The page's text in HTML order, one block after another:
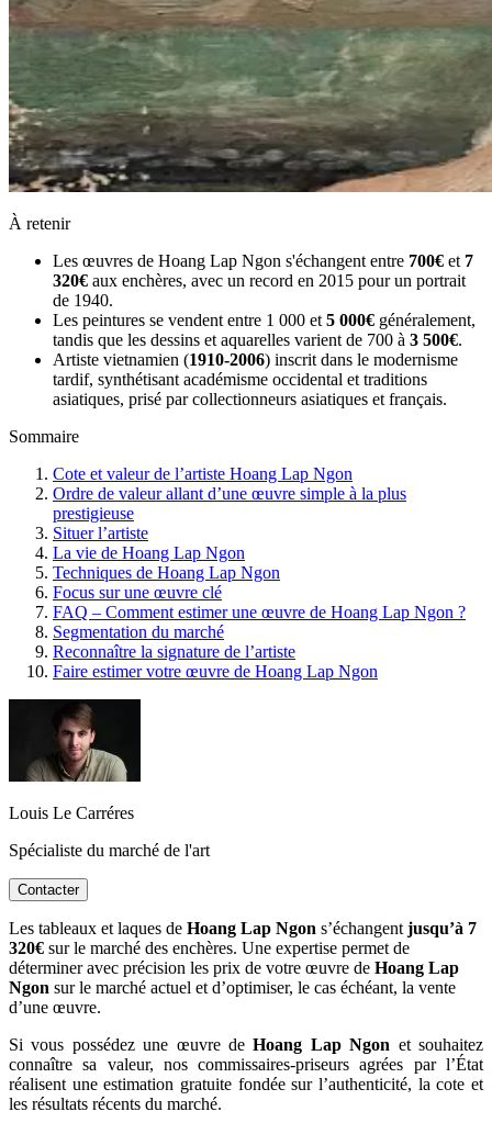
À retenir
Les œuvres de Hoang Lap Ngon s'échangent entre 700€ et 7
320€ aux enchères, avec un record en 2015 pour un portrait
de 1940.
Les peintures se vendent entre 1 000 et 5 000€ généralement,
tandis que les dessins et aquarelles varient de 700 à 3 500€.
Artiste vietnamien (1910-2006) inscrit dans le modernisme
tardif, synthétisant académisme occidental et traditions
asiatiques, prisé par collectionneurs asiatiques et français.
Sommaire
Cote et valeur de l’artiste Hoang Lap Ngon
Ordre de valeur allant d’une œuvre simple à la plus
prestigieuse
Situer l’artiste
La vie de Hoang Lap Ngon
Techniques de Hoang Lap Ngon
Focus sur une œuvre clé
FAQ – Comment estimer une œuvre de Hoang Lap Ngon ?
Segmentation du marché
Reconnaître la signature de l’artiste
Faire estimer votre œuvre de Hoang Lap Ngon
Louis Le Carréres
Spécialiste du marché de l'art
Contacter
Les tableaux et laques de Hoang Lap Ngon s’échangent jusqu’à 7
320€ sur le marché des enchères. Une expertise permet de
déterminer avec précision les prix de votre œuvre de Hoang Lap
Ngon sur le marché actuel et d’optimiser, le cas échéant, la vente
d’une œuvre.
Si vous possédez une œuvre deHoang Lap Ngon et souhaitez
connaître sa valeur, nos commissaires-priseurs agrées par l’État
réalisent une estimation gratuite fondée sur l’authenticité, la cote et
les résultats récents du marché.